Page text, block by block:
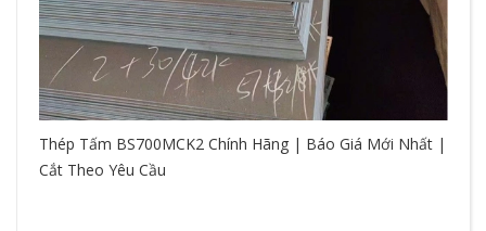
Thép Tấm BS700MCK2 Chính Hãng | Báo Giá Mới Nhất |
Cắt Theo Yêu Cầu